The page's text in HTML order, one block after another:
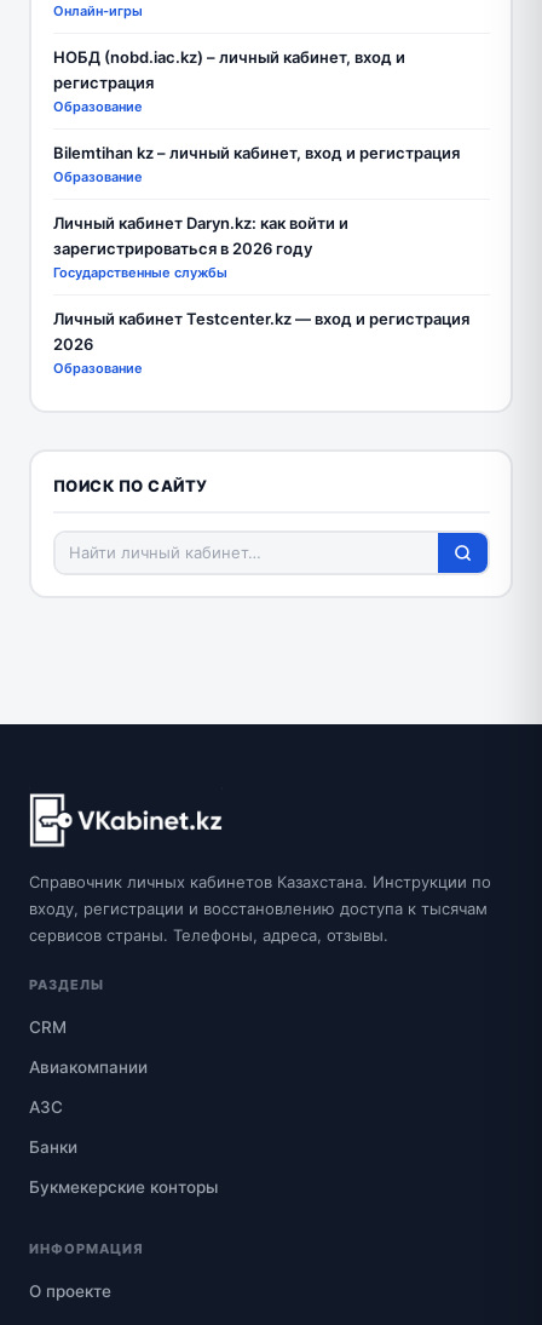
Онлайн-игры
НОБД (nobd.iac.kz) – личный кабинет, вход и
регистрация
Образование
Bilemtihan kz – личный кабинет, вход и регистрация
Образование
Личный кабинет Daryn.kz: как войти и
зарегистрироваться в 2026 году
Государственные службы
Личный кабинет Testcenter.kz — вход и регистрация
2026
Образование
ПОИСК ПО САЙТУ
Справочник личных кабинетов Казахстана. Инструкции по
входу, регистрации и восстановлению доступа к тысячам
сервисов страны. Телефоны, адреса, отзывы.
РАЗДЕЛЫ
CRM
Авиакомпании
АЗС
Банки
Букмекерские конторы
ИНФОРМАЦИЯ
О проекте